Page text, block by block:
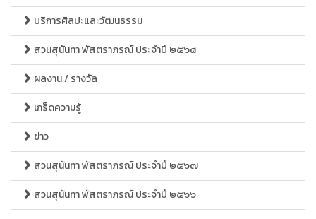
บริการศิลปะและวัฒนธรรม
สวนสุนันทา พัสตราภรณ์ ประจำปี ๒๕๖๘
ผลงาน / รางวัล
เกร็ดความรู้
ข่าว
สวนสุนันทา พัสตราภรณ์ ประจำปี ๒๕๖๗
สวนสุนันทา พัสตราภรณ์ ประจำปี ๒๕๖๖